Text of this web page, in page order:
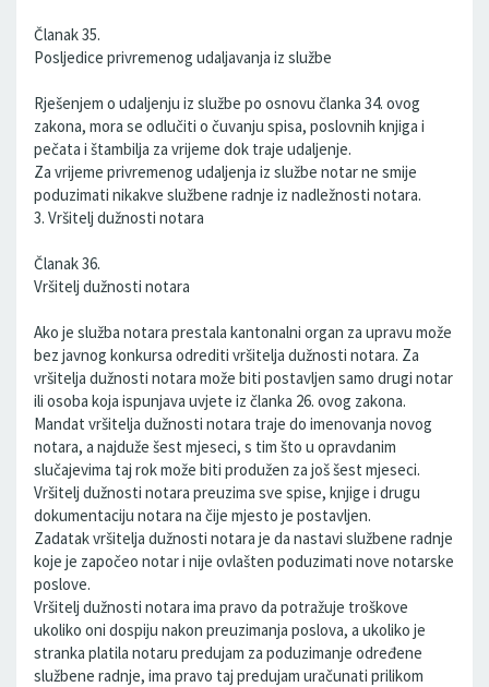
Članak 35.
Posljedice privremenog udaljavanja iz službe
Rješenjem o udaljenju iz službe po osnovu članka 34. ovog
zakona, mora se odlučiti o čuvanju spisa, poslovnih knjiga i
pečata i štambilja za vrijeme dok traje udaljenje.
Za vrijeme privremenog udaljenja iz službe notar ne smije
poduzimati nikakve službene radnje iz nadležnosti notara.
3. Vršitelj dužnosti notara
Članak 36.
Vršitelj dužnosti notara
Ako je služba notara prestala kantonalni organ za upravu može
bez javnog konkursa odrediti vršitelja dužnosti notara. Za
vršitelja dužnosti notara može biti postavljen samo drugi notar
ili osoba koja ispunjava uvjete iz članka 26. ovog zakona.
Mandat vršitelja dužnosti notara traje do imenovanja novog
notara, a najduže šest mjeseci, s tim što u opravdanim
slučajevima taj rok može biti produžen za još šest mjeseci.
Vršitelj dužnosti notara preuzima sve spise, knjige i drugu
dokumentaciju notara na čije mjesto je postavljen.
Zadatak vršitelja dužnosti notara je da nastavi službene radnje
koje je započeo notar i nije ovlašten poduzimati nove notarske
poslove.
Vršitelj dužnosti notara ima pravo da potražuje troškove
ukoliko oni dospiju nakon preuzimanja poslova, a ukoliko je
stranka platila notaru predujam za poduzimanje određene
službene radnje, ima pravo taj predujam uračunati prilikom